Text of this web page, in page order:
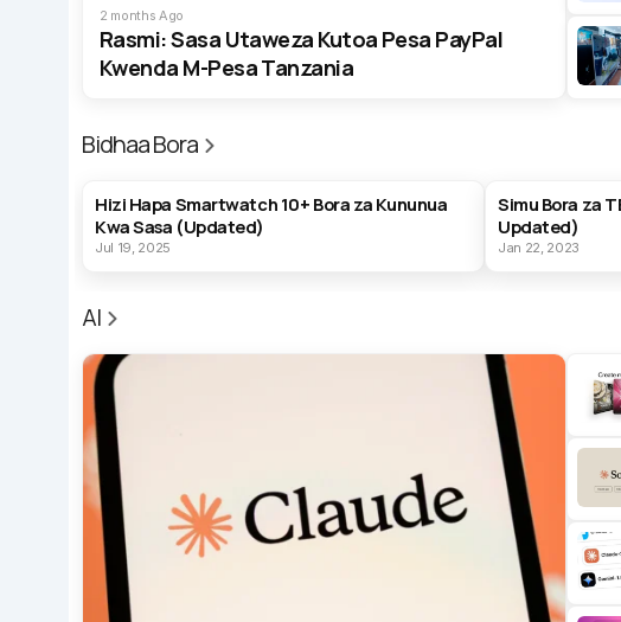
2 months Ago
Rasmi: Sasa Utaweza Kutoa Pesa PayPal
Kwenda M-Pesa Tanzania
Bidhaa Bora
Hizi Hapa Smartwatch 10+ Bora za Kununua
Kwa Sasa (Updated)
Jul 19, 2025
Simu Bora za
Updated)
Jan 22, 2023
AI